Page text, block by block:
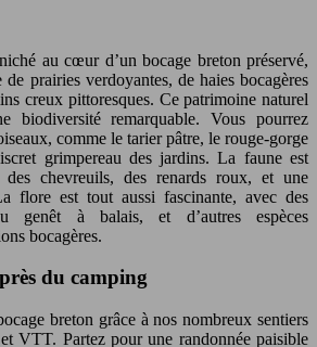
au cœur d’un bocage breton préservé,
de prairies verdoyantes, de haies bocagères
creux pittoresques. Ce patrimoine naturel
biodiversité remarquable. Vous pourrez
comme le tarier pâtre, le rouge-gorge
grimpereau des jardins. La faune est
des chevreuils, des renards roux, et une
flore est tout aussi fascinante, avec des
genêt à balais, et d’autres espèces
bocagères.
du camping
breton grâce à nos nombreux sentiers
VTT. Partez pour une randonnée paisible